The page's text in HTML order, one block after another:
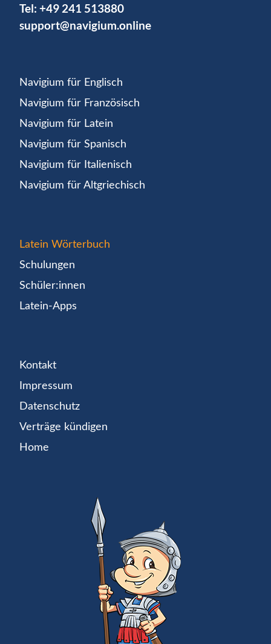
Tel: +49 241 513880
support@navigium.online
Navigium für Englisch
Navigium für Französisch
Navigium für Latein
Navigium für Spanisch
Navigium für Italienisch
Navigium für Altgriechisch
Latein Wörterbuch
Schulungen
Schüler:innen
Latein-Apps
Kontakt
Impressum
Datenschutz
Verträge kündigen
Home